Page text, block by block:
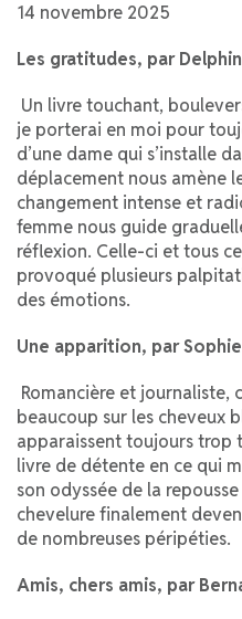
14 novembre 2025
Les gratitudes, par
Un livre touchant,
je porterai en moi pour
d’une dame qui s’installe
déplacement nous amène
changement intense et
femme nous guide
réflexion. Celle-ci et tous
provoqué plusieurs
des émotions.
Une apparition, par
Romancière et journaliste,
beaucoup sur les cheveux
apparaissent toujours trop
livre de détente en ce qui
son odyssée de la
chevelure finalement
de nombreuses péripéties.
Amis, chers amis, par